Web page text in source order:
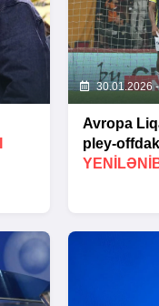
30.01.2026
Avropa
pley-